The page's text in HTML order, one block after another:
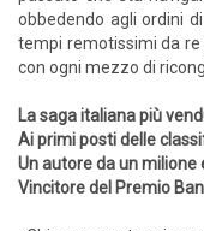
obbedendo agli ordini
tempi remotissimi da re
con ogni mezzo di
La saga italiana più
Ai primi posti delle
Un autore da un milione
Vincitore del Premio